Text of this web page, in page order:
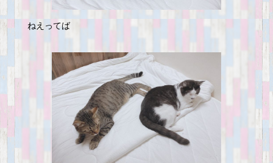
ねえってば